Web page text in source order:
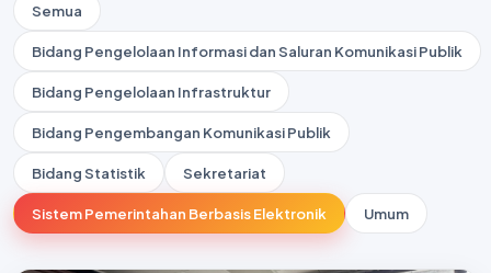
Semua
Bidang Pengelolaan Informasi dan Saluran Komunikasi Publik
Bidang Pengelolaan Infrastruktur
Bidang Pengembangan Komunikasi Publik
Bidang Statistik Sekretariat
Sistem Pemerintahan Berbasis Elektronik Umum